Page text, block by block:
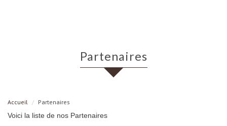
Partenaires
Accueil Partenaires
Voici la liste de nos Partenaires